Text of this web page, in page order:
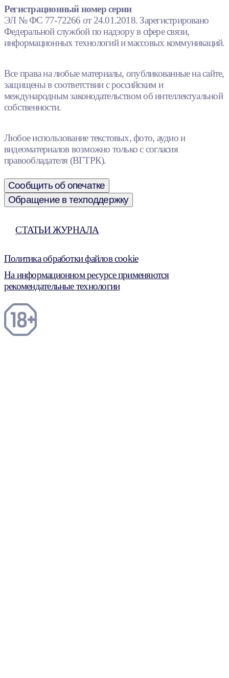
Регистрационный номер серии
ЭЛ № ФС 77-72266 от 24.01.2018. Зарегистрировано
Федеральной службой по надзору в сфере связи,
информационных технологий и массовых коммуникаций.
Все права на любые материалы, опубликованные на сайте,
защищены в соответствии с российским и
международным законодательством об интеллектуальной
собственности.
Любое использование текстовых, фото, аудио и
видеоматериалов возможно только с согласия
правообладателя (ВГТРК).
Сообщить об опечатке
Обращение в техподдержку
СТАТЬИ ЖУРНАЛА
Политика обработки файлов cookie
На информационном ресурсе применяются
рекомендательные технологии